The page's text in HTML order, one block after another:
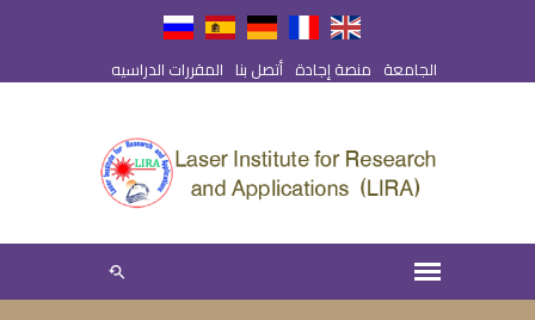
الجامعة منصة إجادة أتصل بنا المقررات الدراسيه